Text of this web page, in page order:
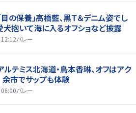
目の保養」高橋藍、黒Ｔ＆デニム姿でし
犬抱いて海に入るオフショなど披露
バレー
ルテミス北海道・鳥本香琳、オフはアク
市でサップも体験
バレー